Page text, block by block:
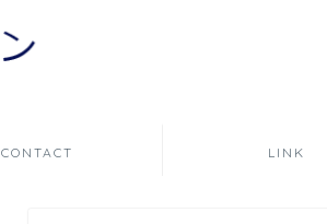
CONTACT LINK